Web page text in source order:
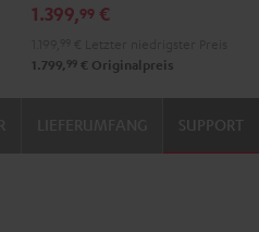
900H
1.399,99 €
1.799, 99 € Originalpreis
SUPPORT